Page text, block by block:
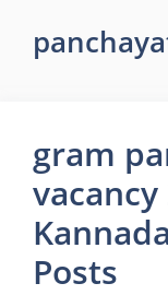
gram
vacancy
Posts